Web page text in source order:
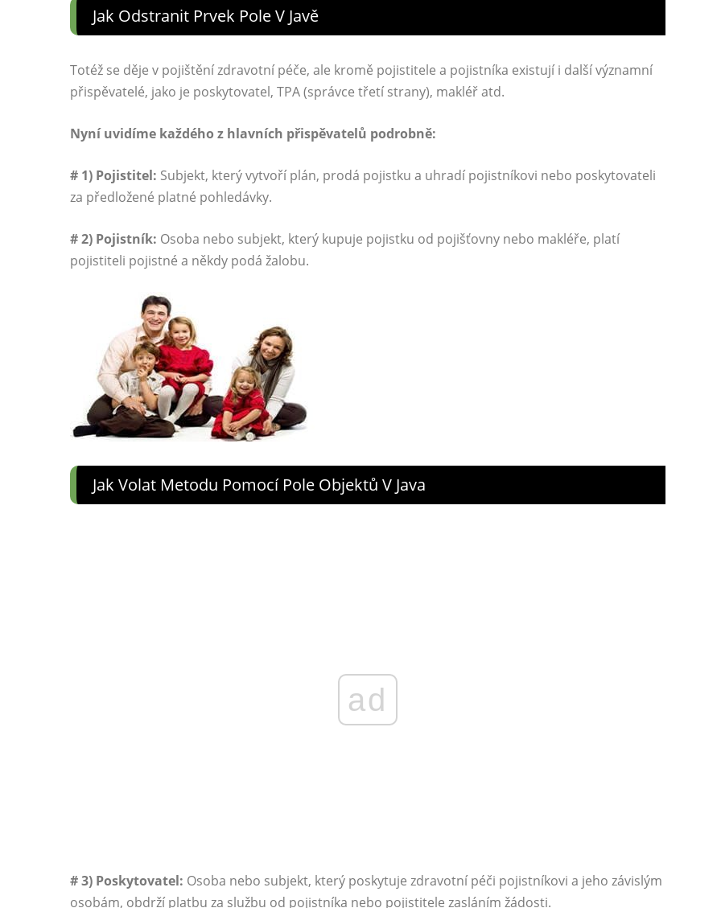
Jak Odstranit Prvek Pole V Javě
Totéž se děje v pojištění zdravotní péče, ale kromě pojistitele a pojistníka existují i ​​další významní
přispěvatelé, jako je poskytovatel, TPA (správce třetí strany), makléř atd.
Nyní uvidíme každého z hlavních přispěvatelů podrobně:
# 1) Pojistitel: Subjekt, který vytvoří plán, prodá pojistku a uhradí pojistníkovi nebo poskytovateli
za předložené platné pohledávky.
# 2) Pojistník: Osoba nebo subjekt, který kupuje pojistku od pojišťovny nebo makléře, platí
pojistiteli pojistné a někdy podá žalobu.
Jak Volat Metodu Pomocí Pole Objektů V Java
ad
# 3) Poskytovatel: Osoba nebo subjekt, který poskytuje zdravotní péči pojistníkovi a jeho závislým
osobám, obdrží platbu za službu od pojistníka nebo pojistitele zasláním žádosti.